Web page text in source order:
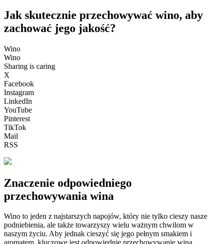
Jak skutecznie przechowywać wino, aby
zachować jego jakość?
Wino
Wino
Sharing is caring
X
Facebook
Instagram
LinkedIn
YouTube
Pinterest
TikTok
Mail
RSS
Znaczenie odpowiedniego
przechowywania wina
Wino to jeden z najstarszych napojów, który nie tylko cieszy nasze
podniebienia, ale także towarzyszy wielu ważnym chwilom w
naszym życiu. Aby jednak cieszyć się jego pełnym smakiem i